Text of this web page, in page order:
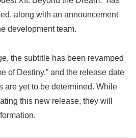
along with an announcement
development team.
the subtitle has been revamped
of Destiny,” and the release date
are yet to be determined. While
this new release, they will